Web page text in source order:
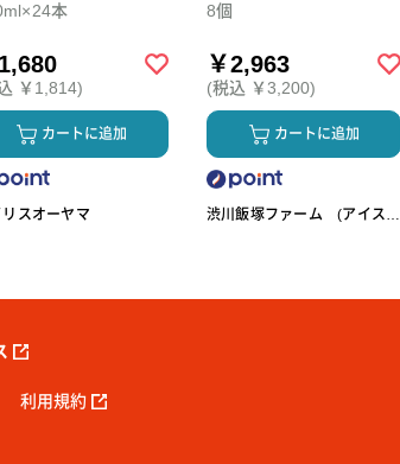
本
￥1,814)
カートに追加
リスオーヤマ
8個
￥2,963
(税込 ￥3,200)
カートに追加
渋川飯塚ファーム (アイスク
利用規約